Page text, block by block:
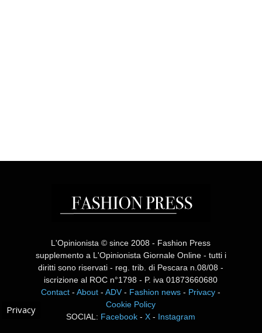
L'Opinionista © since 2008 - Fashion Press
supplemento a L'Opinionista Giornale Online - tutti i
diritti sono riservati - reg. trib. di Pescara n.08/08 -
iscrizione al ROC n°1798 - P. iva 01873660680
Contact -About -ADV - Fashion news - Privacy -
Cookie Policy
SOCIAL: Facebook -X - Instagram
Privacy